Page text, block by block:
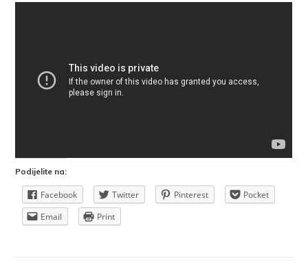
Podijelite na:
Facebook Twitter Pinterest
Pocket
Email
Print